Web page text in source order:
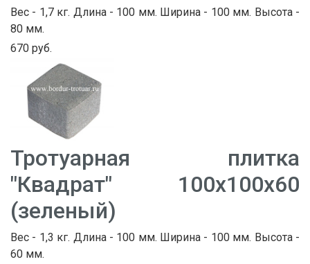
Вес - 1,7 кг. Длина - 100 мм. Ширина - 100 мм. Высота -
80 мм.
670 руб.
Тротуарная плитка
"Квадрат" 100х100х60
(зеленый)
Вес - 1,3 кг. Длина - 100 мм. Ширина - 100 мм. Высота -
60 мм.